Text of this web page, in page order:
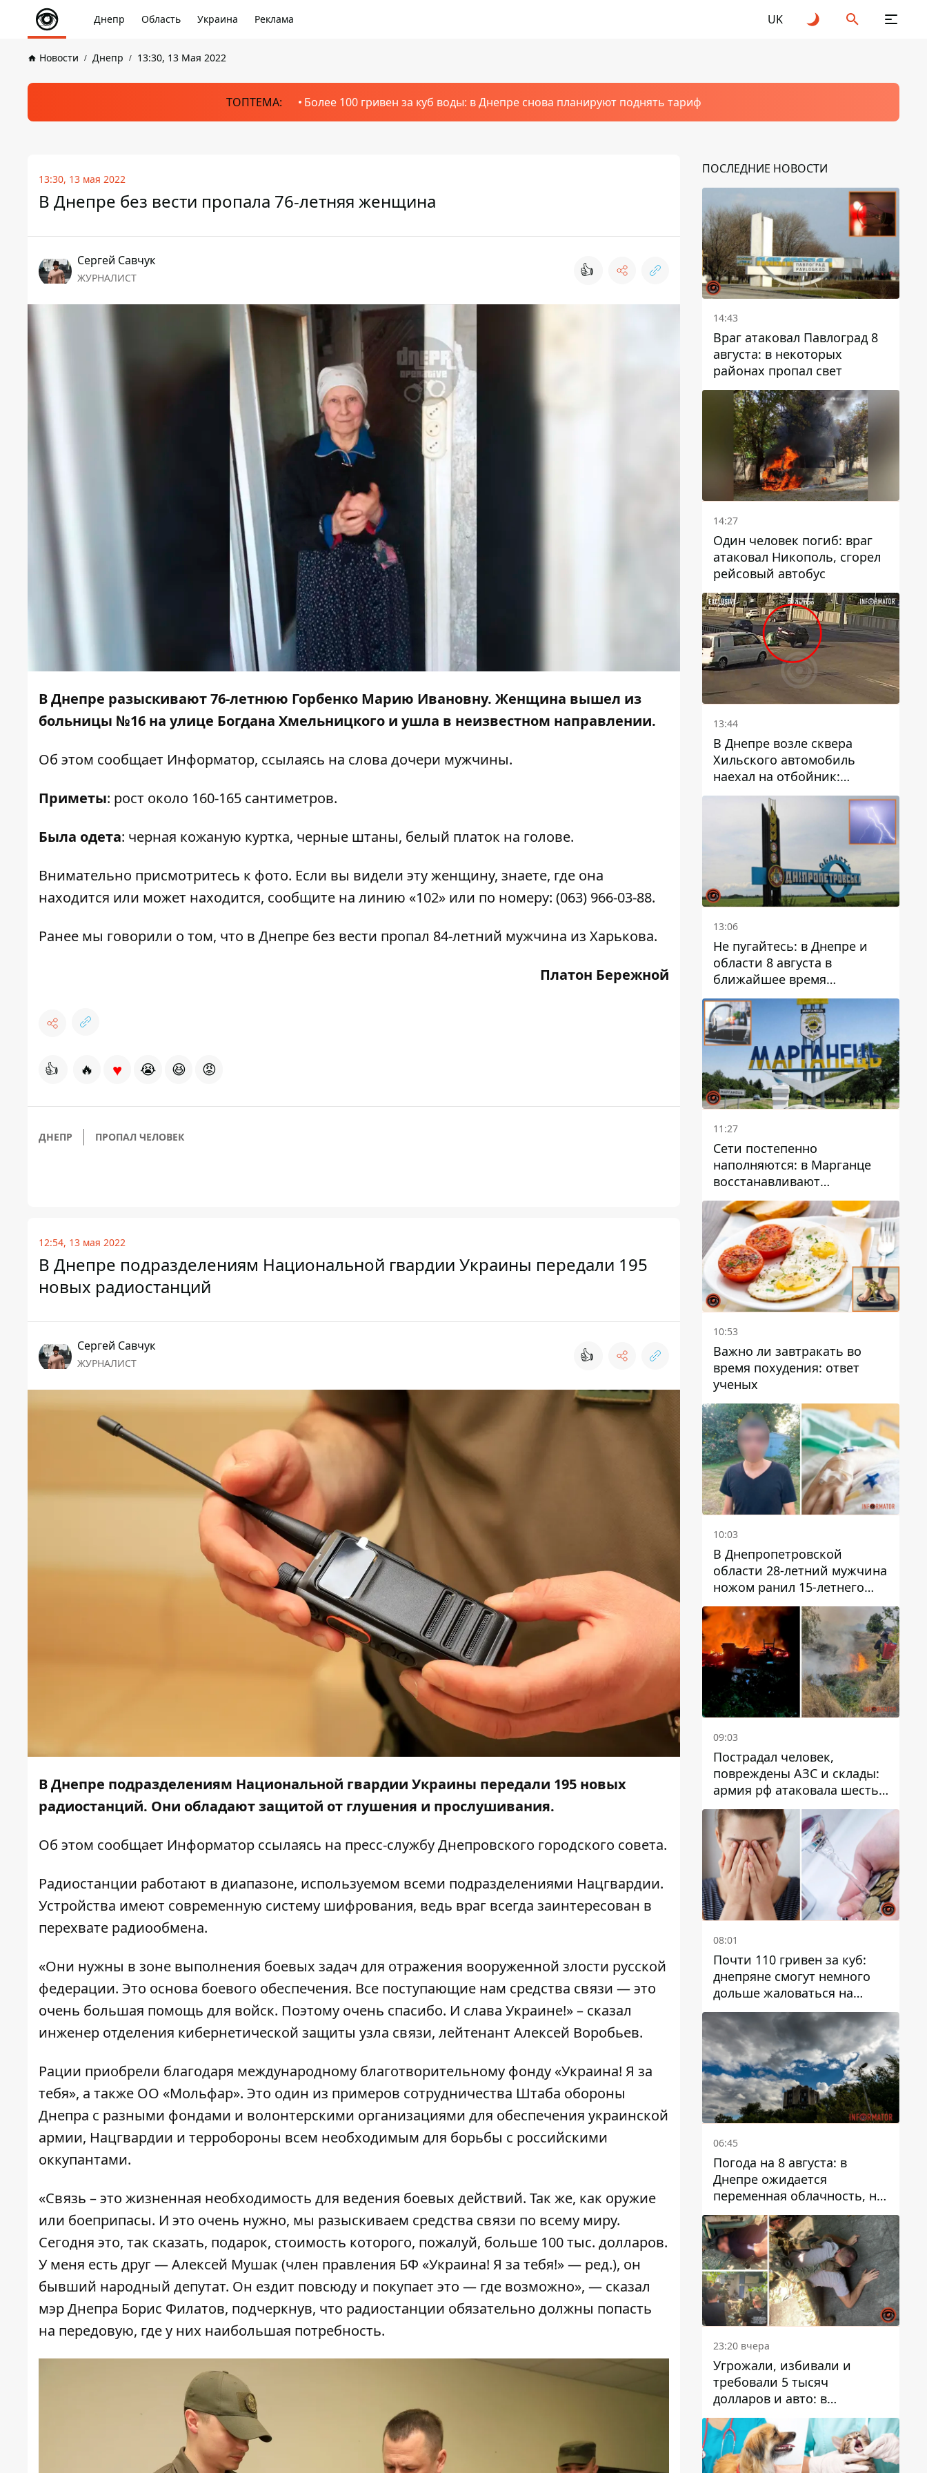
Днепр Область Украина Реклама UK
Новости Днепр 13:30, 13 Мая 2022
ТОПТЕМА: Более 100 гривен за куб воды: в Днепре снова планируют поднять тариф
13:30, 13 мая 2022
В Днепре без вести пропала 76-летняя женщина
Сергей Савчук
ЖУРНАЛИСТ 👍
В Днепре разыскивают 76-летнюю Горбенко Марию Ивановну. Женщина вышел из
больницы №16 на улице Богдана Хмельницкого и ушла в неизвестном направлении.
Об этом сообщает Информатор, ссылаясь на слова дочери мужчины.
Приметы: рост около 160-165 сантиметров.
Была одета: черная кожаную куртка, черные штаны, белый платок на голове.
Внимательно присмотритесь к фото. Если вы видели эту женщину, знаете, где она
находится или может находится, сообщите на линию «102» или по номеру: (063) 966-03-88.
Ранее мы говорили о том, что в Днепре без вести пропал 84-летний мужчина из Харькова.
Платон Бережной
👍 🔥 ♥ 😭 😆 😡
ДНЕПР ПРОПАЛ ЧЕЛОВЕК
12:54, 13 мая 2022
В Днепре подразделениям Национальной гвардии Украины передали 195
новых радиостанций
Сергей Савчук
ЖУРНАЛИСТ 👍
В Днепре подразделениям Национальной гвардии Украины передали 195 новых
радиостанций. Они обладают защитой от глушения и прослушивания.
Об этом сообщает Информатор ссылаясь на пресс-службу Днепровского городского совета.
Радиостанции работают в диапазоне, используемом всеми подразделениями Нацгвардии.
Устройства имеют современную систему шифрования, ведь враг всегда заинтересован в
перехвате радиообмена.
«Они нужны в зоне выполнения боевых задач для отражения вооруженной злости русской
федерации. Это основа боевого обеспечения. Все поступающие нам средства связи — это
очень большая помощь для войск. Поэтому очень спасибо. И слава Украине!» – сказал
инженер отделения кибернетической защиты узла связи, лейтенант Алексей Воробьев.
Рации приобрели благодаря международному благотворительному фонду «Украина! Я за
тебя», а также ОО «Мольфар». Это один из примеров сотрудничества Штаба обороны
Днепра с разными фондами и волонтерскими организациями для обеспечения украинской
армии, Нацгвардии и терробороны всем необходимым для борьбы с российскими
оккупантами.
«Связь – это жизненная необходимость для ведения боевых действий. Так же, как оружие
или боеприпасы. И это очень нужно, мы разыскиваем средства связи по всему миру.
Сегодня это, так сказать, подарок, стоимость которого, пожалуй, больше 100 тыс. долларов.
У меня есть друг — Алексей Мушак (член правления БФ «Украина! Я за тебя!» — ред.), он
бывший народный депутат. Он ездит повсюду и покупает это — где возможно», — сказал
мэр Днепра Борис Филатов, подчеркнув, что радиостанции обязательно должны попасть
на передовую, где у них наибольшая потребность.
ПОСЛЕДНИЕ НОВОСТИ
14:43
Враг атаковал Павлоград 8
августа: в некоторых
районах пропал свет
14:27
Один человек погиб: враг
атаковал Никополь, сгорел
рейсовый автобус
13:44
В Днепре возле сквера
Хильского автомобиль
наехал на отбойник:
момент происшествия
13:06
Не пугайтесь: в Днепре и
области 8 августа в
ближайшее время
ожидается гроза
11:27
Сети постепенно
наполняются: в Марганце
восстанавливают
водоснабжение
10:53
Важно ли завтракать во
время похудения: ответ
ученых
10:03
В Днепропетровской
области 28-летний мужчина
ножом ранил 15-летнего
парня
09:03
Пострадал человек,
повреждены АЗС и склады:
армия рф атаковала шесть
районов Днепропетровской
области
08:01
Почти 110 гривен за куб:
днепряне смогут немного
дольше жаловаться на
запланированные тарифы
на воду на 2027 год
06:45
Погода на 8 августа: в
Днепре ожидается
переменная облачность, но
может пойти дождь
23:20 вчера
Угрожали, избивали и
требовали 5 тысяч
долларов и авто: в
Павлограде задержали двух
мужчин